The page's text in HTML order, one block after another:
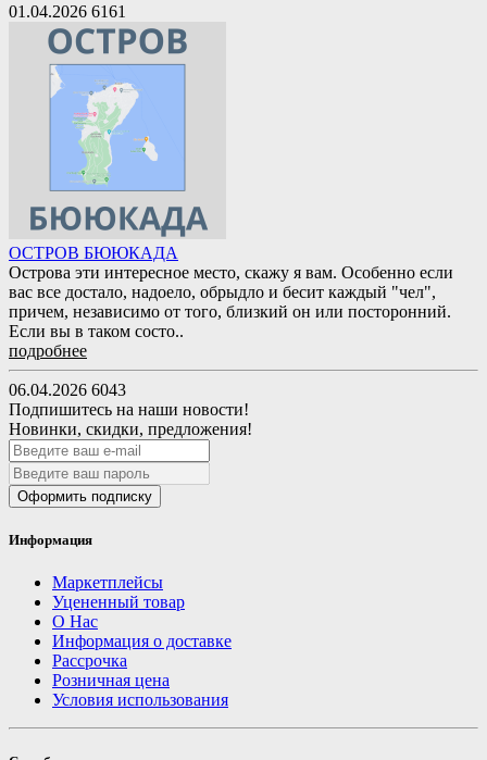
01.04.2026 6161
ОСТРОВ БЮЮКАДА
Острова эти интересное место, скажу я вам. Особенно если
вас все достало, надоело, обрыдло и бесит каждый "чел",
причем, независимо от того, близкий он или посторонний.
Если вы в таком состо..
подробнее
06.04.2026 6043
Подпишитесь на наши новости!
Новинки, скидки, предложения!
Оформить подписку
Информация
Маркетплейсы
Уцененный товар
О Нас
Информация о доставке
Рассрочка
Розничная цена
Условия использования